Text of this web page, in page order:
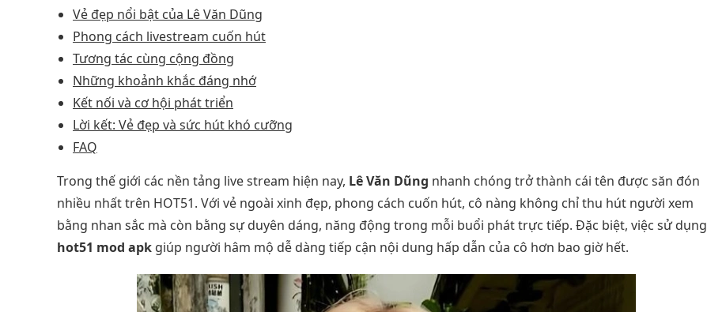
Vẻ đẹp nổi bật của Lê Văn Dũng
Phong cách livestream cuốn hút
Tương tác cùng cộng đồng
Những khoảnh khắc đáng nhớ
Kết nối và cơ hội phát triển
Lời kết: Vẻ đẹp và sức hút khó cưỡng
FAQ
Trong thế giới các nền tảng live stream hiện nay, Lê Văn Dũng nhanh chóng trở thành cái tên được săn đón
nhiều nhất trên HOT51. Với vẻ ngoài xinh đẹp, phong cách cuốn hút, cô nàng không chỉ thu hút người xem
bằng nhan sắc mà còn bằng sự duyên dáng, năng động trong mỗi buổi phát trực tiếp. Đặc biệt, việc sử dụng
hot51 mod apk giúp người hâm mộ dễ dàng tiếp cận nội dung hấp dẫn của cô hơn bao giờ hết.